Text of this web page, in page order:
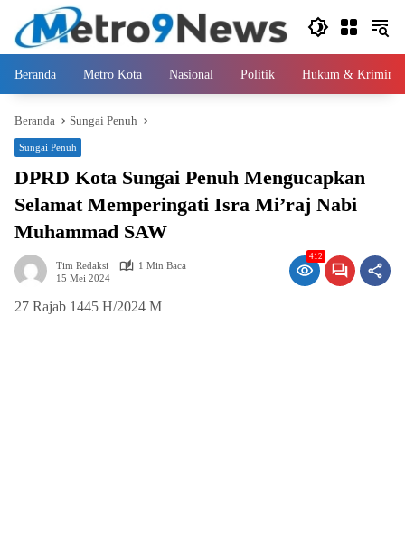
Langsung
konten
Beranda Metro Kota Nasional Politik Hukum & Kriminal
Beranda Sungai Penuh
Sungai Penuh
DPRD Kota Sungai Penuh Mengucapkan
Selamat Memperingati Isra Mi’raj Nabi
Muhammad SAW
Tim Redaksi
1 Min Baca
15 Mei 2024
412
27 Rajab 1445 H/2024 M